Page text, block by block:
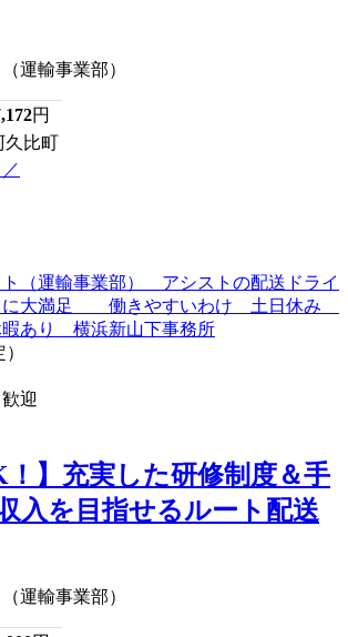
運輸事業部）
円
比町
迎
！】充実した研修制度＆手
入を目指せるルート配送
運輸事業部）